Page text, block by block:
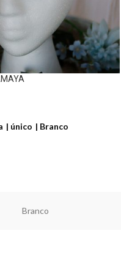
único Branco
Branco